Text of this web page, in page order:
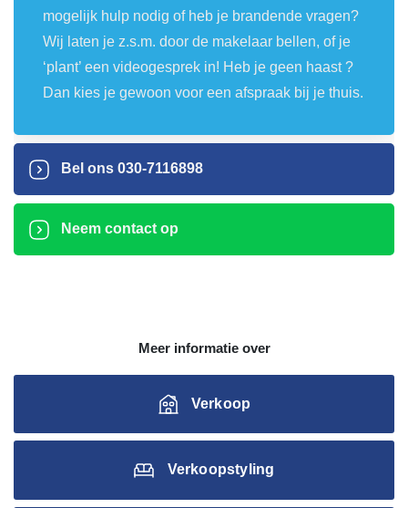
mogelijk hulp nodig of heb je brandende vragen?
Wij laten je z.s.m. door de makelaar bellen, of je
‘plant’ een videogesprek in! Heb je geen haast ?
Dan kies je gewoon voor een afspraak bij je thuis.
Bel ons 030-7116898
Neem contact op
Meer informatie over
Verkoop
Verkoopstyling